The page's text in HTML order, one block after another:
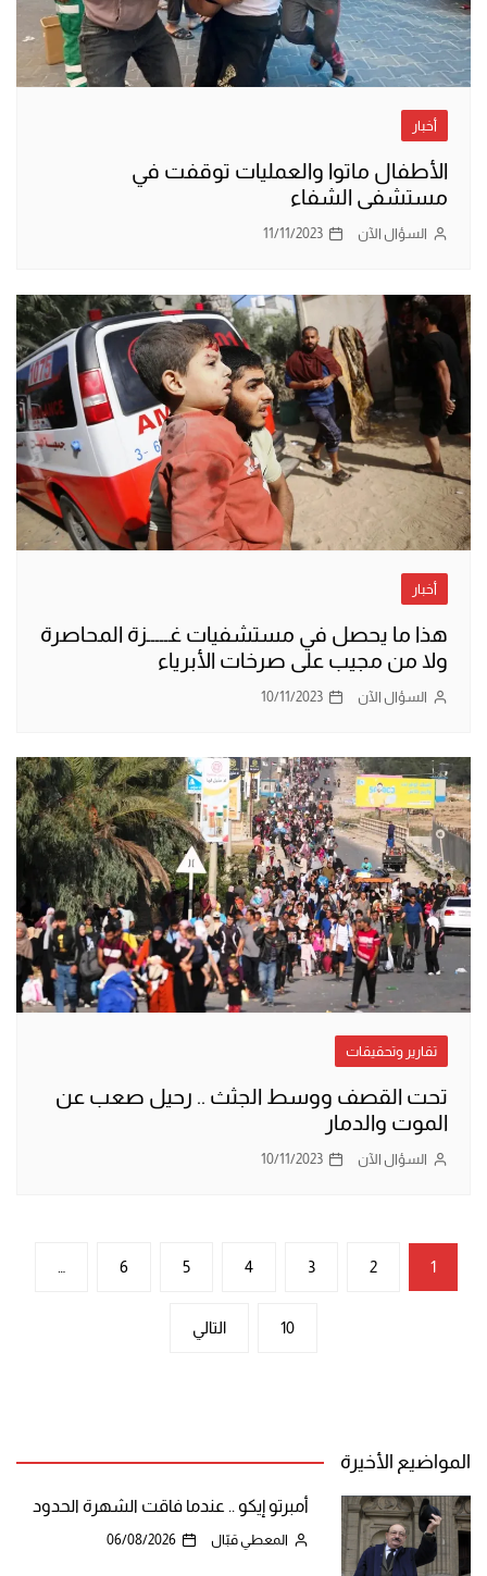
أخبار
الأطفال ماتوا والعمليات توقفت في
مستشفى الشفاء
السؤال الآن 11/11/2023
أخبار
هذا ما يحصل في مستشفيات غـــــزة المحاصرة
ولا من مجيب على صرخات الأبرياء
السؤال الآن 10/11/2023
تقارير وتحقيقات
تحت القصف ووسط الجثث .. رحيل صعب عن
الموت والدمار
السؤال الآن 10/11/2023
تعدد
صفحات
1
2
3
4
5
6
10 التالي
المواضيع الأخيرة
أمبرتو إيكو .. عندما فاقت الشهرة الحدود
المعطي قبّال 06/08/2026